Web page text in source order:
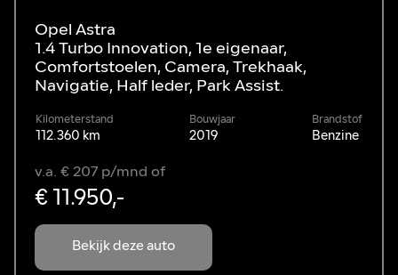
Opel Astra
1.4 Turbo Innovation, 1e eigenaar,
Comfortstoelen, Camera, Trekhaak,
Navigatie, Half leder, Park Assist.
Kilometerstand
112.360 km
Bouwjaar
2019
Brandstof
Benzine
Bekijk deze auto
v.a. € 207 p/mnd of
€ 11.950,-